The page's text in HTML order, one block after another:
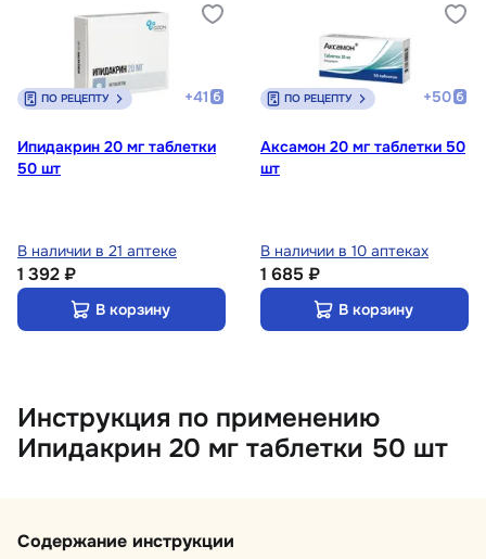
ПО РЕЦЕПТУ +41
Ипидакрин 20 мг таблетки
50 шт
В наличии в 21 аптеке
1 392 ₽
В корзину
ПО РЕЦЕПТУ +50
Аксамон 20 мг таблетки 50
шт
В наличии в 10 аптеках
1 685 ₽
В корзину
Инструкция по применению
Ипидакрин 20 мг таблетки 50 шт
Содержание инструкции